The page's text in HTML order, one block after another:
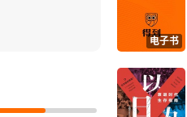
电子书